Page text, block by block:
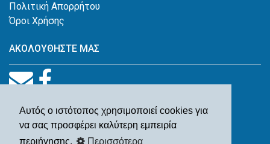
Αυτός ο ιστότοπος χρησιμοποιεί cookies για
να σας προσφέρει καλύτερη εμπειρία
περιήγησης.
Περισσότερα
Πολιτική Απορρήτου
Όροι Χρήσης
ΑΚΟΛΟΥΘΗΣΤΕ ΜΑΣ